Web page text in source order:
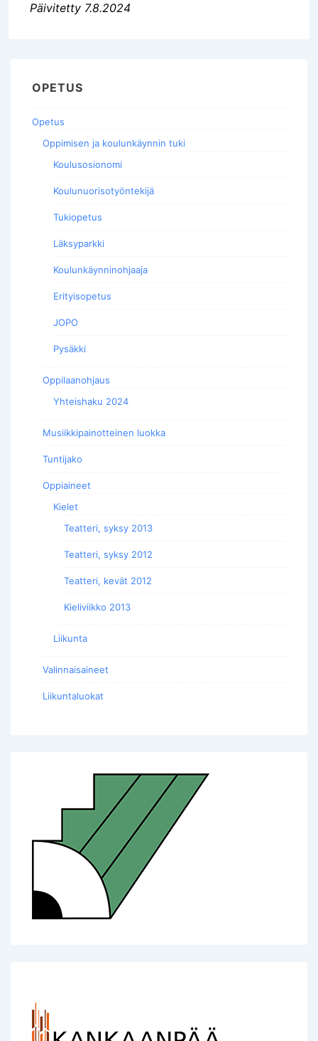
Päivitetty 7.8.2024
OPETUS
Opetus
Oppimisen ja koulunkäynnin tuki
Koulusosionomi
Koulunuorisotyöntekijä
Tukiopetus
Läksyparkki
Koulunkäynninohjaaja
Erityisopetus
JOPO
Pysäkki
Oppilaanohjaus
Yhteishaku 2024
Musiikkipainotteinen luokka
Tuntijako
Oppiaineet
Kielet
Teatteri, syksy 2013
Teatteri, syksy 2012
Teatteri, kevät 2012
Kieliviikko 2013
Liikunta
Valinnaisaineet
Liikuntaluokat